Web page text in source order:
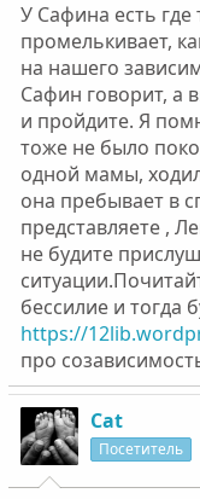
У Сафина есть где
промелькивает,
на нашего
Сафин говорит, а
и пройдите. Я
тоже не было
одной мамы,
она пребывает в
представляете ,
не будите
бессилие и тогда
https://
про
Cat
Посетитель